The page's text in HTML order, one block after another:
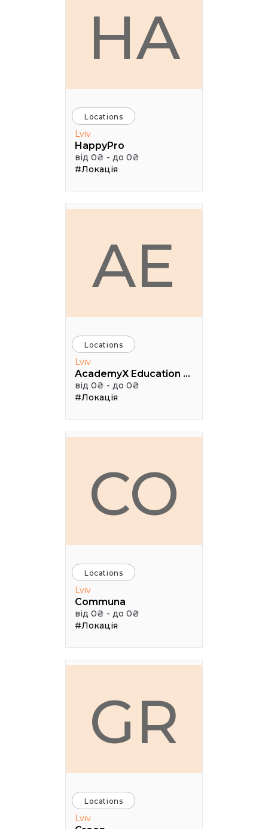
HA
Locations
Lviv
HappyPro
від 0₴ - до 0₴
#Локація
AE
Locations
Lviv
AcademyX Education Hub
від 0₴ - до 0₴
#Локація
CO
Locations
Lviv
Communa
від 0₴ - до 0₴
#Локація
GR
Locations
Lviv